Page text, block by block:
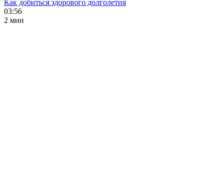
Как добиться здорового долголетия
03:56
2 мин